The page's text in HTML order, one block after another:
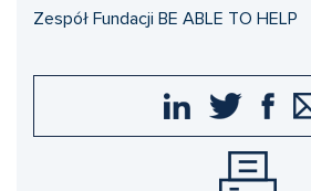
Zespół Fundacji BE ABLE TO HELP